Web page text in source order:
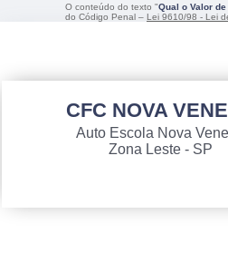
O conteúdo do texto "Qual o Valor
do Código Penal – Lei 9610/98 - Lei
CFC NOVA
Auto Escola Nova
Zona Leste - SP